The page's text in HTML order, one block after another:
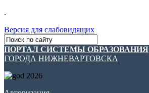
.
Версия для слабовидящих
ПОРТАЛ СИСТЕМЫ ОБРАЗОВАНИЯ
ГОРОДА НИЖНЕВАРТОВСКА